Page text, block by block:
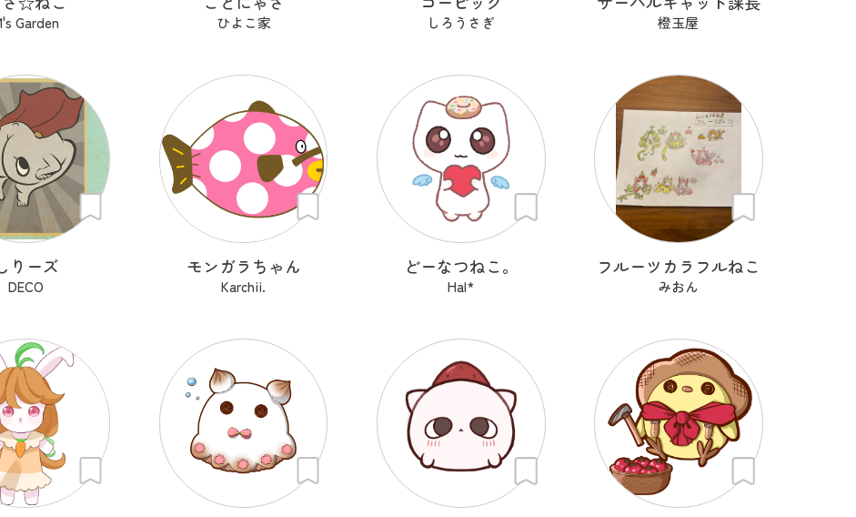
Garden ひよこ家 しろうさぎ 橙玉屋
りーズ
DECO
モンガラちゃん
Karchii.
どーなつねこ。
Hal*
フルーツカラフルねこ
みおん